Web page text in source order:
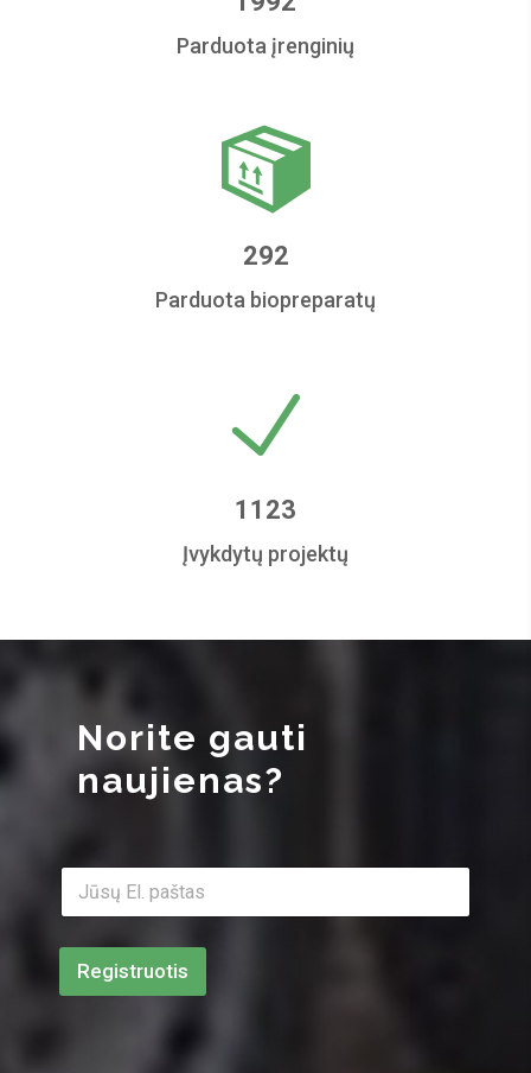
Parduota įrenginių
292
Parduota biopreparatų
1123
Įvykdytų projektų
Norite gauti
naujienas?
E
.
p
š
Registruotis